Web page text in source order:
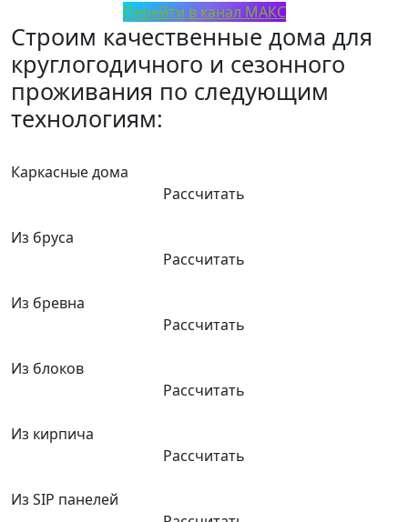
Перейти в канал МАКС
Строим качественные дома для
круглогодичного и сезонного
проживания по следующим
технологиям:
Каркасные дома
Рассчитать
Из бруса
Рассчитать
Из бревна
Рассчитать
Из блоков
Рассчитать
Из кирпича
Рассчитать
Из SIP панелей